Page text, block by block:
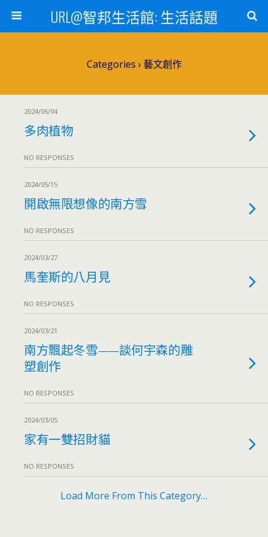
URL@智邦生活館: 生活話題
Categories › 藝文創作
2024/06/04
多肉植物
NO RESPONSES
2024/05/15
開啟無限想像的南方雪
NO RESPONSES
2024/03/27
馬奎斯的八月見
NO RESPONSES
2024/03/21
南方飄起冬雪——談何宇森的雕
塑創作
NO RESPONSES
2024/03/05
家有一雙招財貓
NO RESPONSES
Load More From This Category…